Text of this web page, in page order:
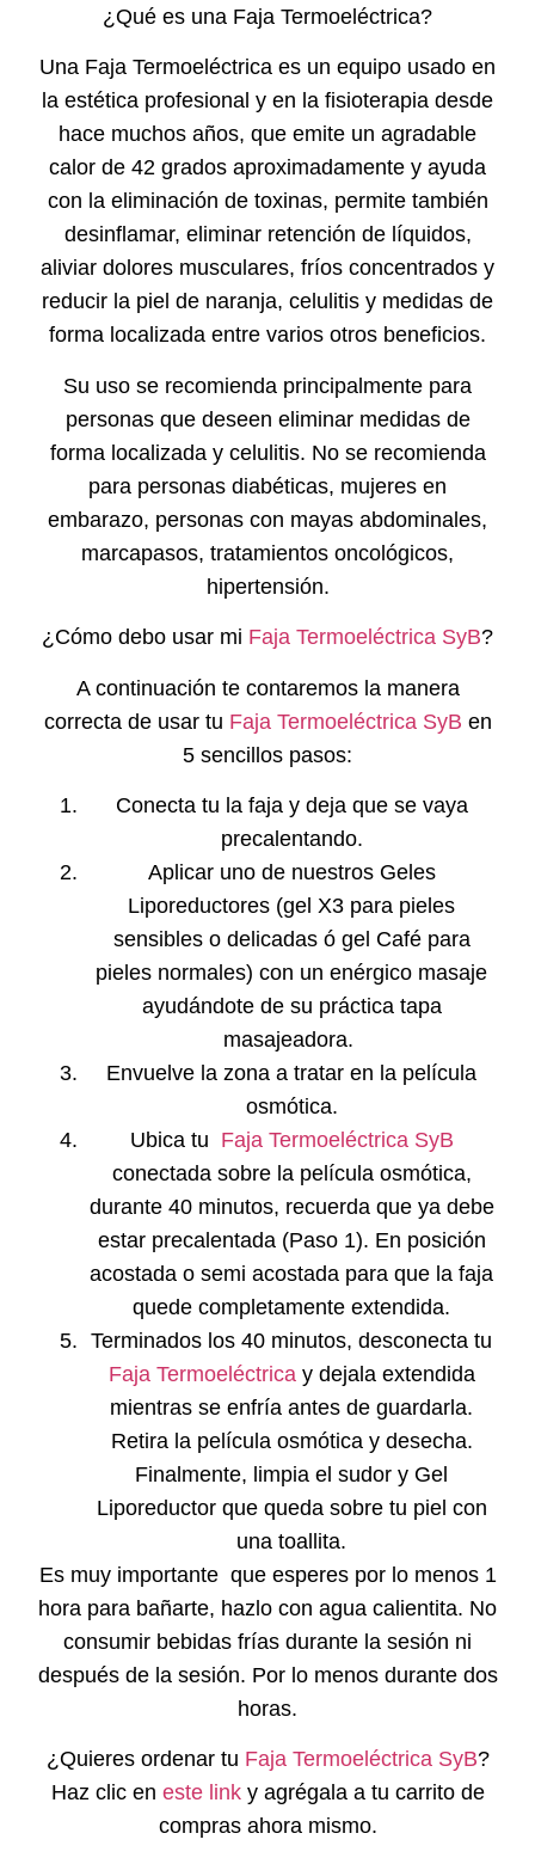
¿Qué es una Faja Termoeléctrica?
Una Faja Termoeléctrica es un equipo usado en
la estética profesional y en la fisioterapia desde
hace muchos años, que emite un agradable
calor de 42 grados aproximadamente y ayuda
con la eliminación de toxinas, permite también
desinflamar, eliminar retención de líquidos,
aliviar dolores musculares, fríos concentrados y
reducir la piel de naranja, celulitis y medidas de
forma localizada entre varios otros beneficios.
Su uso se recomienda principalmente para
personas que deseen eliminar medidas de
forma localizada y celulitis. No se recomienda
para personas diabéticas, mujeres en
embarazo, personas con mayas abdominales,
marcapasos, tratamientos oncológicos,
hipertensión.
¿Cómo debo usar mi Faja Termoeléctrica SyB?
A continuación te contaremos la manera
correcta de usar tu Faja Termoeléctrica SyB en
5 sencillos pasos:
Conecta tu la faja y deja que se vaya
precalentando.
Aplicar uno de nuestros Geles
Liporeductores (gel X3 para pieles
sensibles o delicadas ó gel Café para
pieles normales) con un enérgico masaje
ayudándote de su práctica tapa
masajeadora.
Envuelve la zona a tratar en la película
osmótica.
Ubica tu Faja Termoeléctrica SyB
conectada sobre la película osmótica,
durante 40 minutos, recuerda que ya debe
estar precalentada (Paso 1). En posición
acostada o semi acostada para que la faja
quede completamente extendida.
Terminados los 40 minutos, desconecta tu
Faja Termoeléctricay dejala extendida
mientras se enfría antes de guardarla.
Retira la película osmótica y desecha.
Finalmente, limpia el sudor y Gel
Liporeductorque queda sobre tu piel con
una toallita.
Es muy importanteque esperes por lo menos 1
hora para bañarte, hazlo con agua calientita. No
consumir bebidas frías durante la sesión ni
después de la sesión. Por lo menos durante dos
horas.
¿Quieres ordenar tu Faja Termoeléctrica SyB?
Haz clic en este link y agrégala a tu carrito de
compras ahora mismo.